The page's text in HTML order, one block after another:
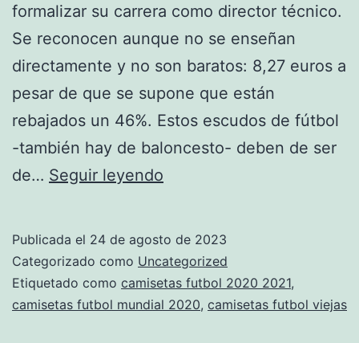
formalizar su carrera como director técnico.
Se reconocen aunque no se enseñan
directamente y no son baratos: 8,27 euros a
pesar de que se supone que están
rebajados un 46%. Estos escudos de fútbol
-también hay de baloncesto- deben de ser
de… Seguir leyendo
replica
Publicada el 24 de agosto de 2023
Categorizado como Uncategorized
Etiquetado como camisetas futbol 2020 2021,
camisetas futbol mundial 2020, camisetas futbol viejas